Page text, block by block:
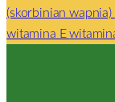
(skorbinian wapnia)
witamina E